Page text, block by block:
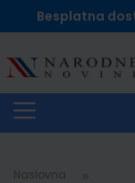
Besplatna
Naslovna